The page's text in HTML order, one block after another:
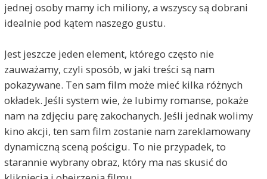
jednej osoby mamy ich miliony, a wszyscy są dobrani
idealnie pod kątem naszego gustu.
Jest jeszcze jeden element, którego często nie
zauważamy, czyli sposób, w jaki treści są nam
pokazywane. Ten sam film może mieć kilka różnych
okładek. Jeśli system wie, że lubimy romanse, pokaże
nam na zdjęciu parę zakochanych. Jeśli jednak wolimy
kino akcji, ten sam film zostanie nam zareklamowany
dynamiczną sceną pościgu. To nie przypadek, to
starannie wybrany obraz, który ma nas skusić do